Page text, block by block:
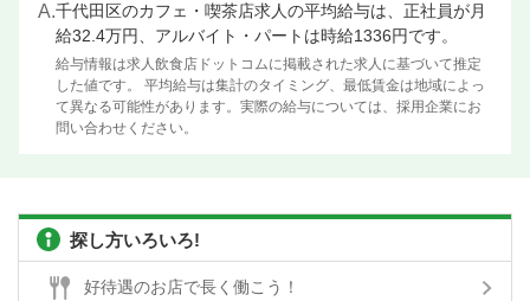
A.千代田区のカフェ・喫茶店求人の平均給与は、正社員が月
給32.4万円、アルバイト・パートは時給1336円です。
給与情報は求人飲食店ドットコムに掲載された求人に基づいて推定
した値です。 平均給与は集計のタイミング、最低賃金は地域によっ
て異なる可能性があります。実際の給与については、採用企業にお
問い合わせください。
探し方いろいろ!
好待遇のお店で長く働こう！